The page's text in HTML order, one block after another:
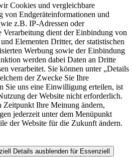
Cookies und vergleichbare
von Endgeräteinformationen und
z.B. IP-Adressen oder
dient der Einbindung von
Elementen Dritter, der statistischen
Werbung sowie der Einbindung
werden dabei Daten an Dritte
verarbeitet. Sie können unter „Details
der Zwecke Sie Ihre
Sie uns eine Einwilligung erteilen, ist
der Website nicht erforderlich.
Zeitpunkt Ihre Meinung ändern,
jederzeit unter dem Menüpunkt
der Website für die Zukunft ändern.
Details ausblenden für Essenziell